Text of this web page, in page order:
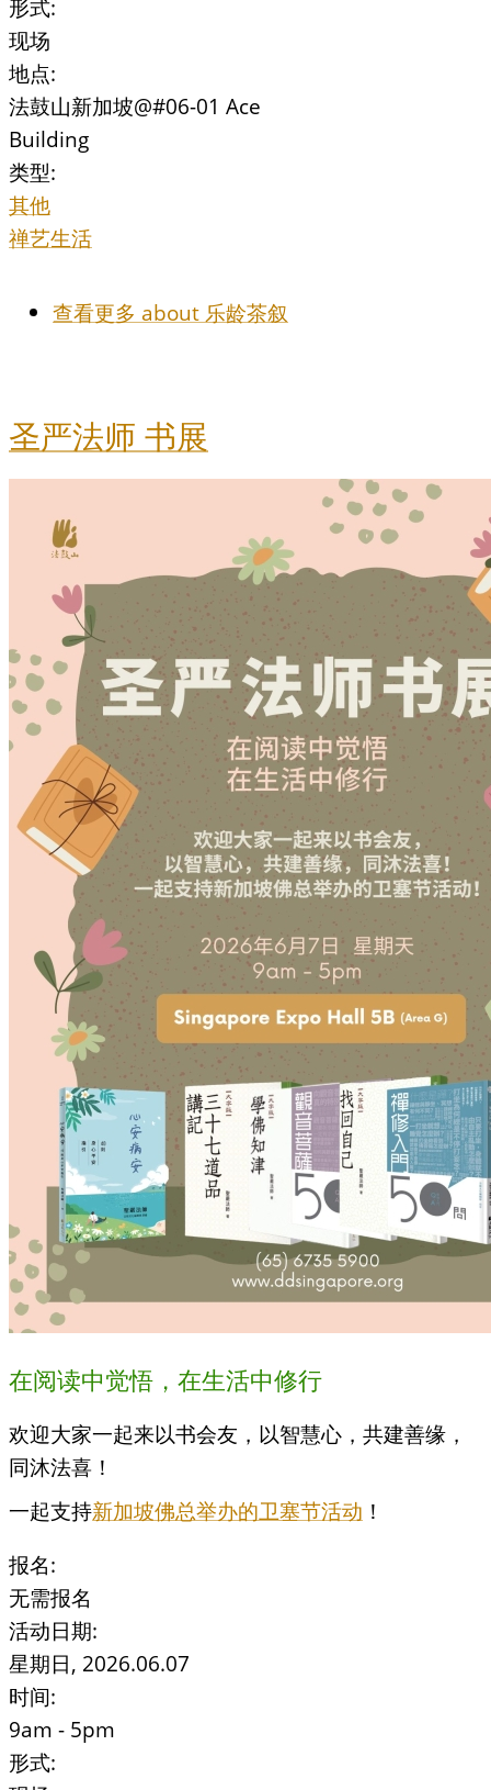
形式:
现场
地点:
法鼓山新加坡@#06-01 Ace
Building
类型:
其他
禅艺生活
查看更多 about 乐龄茶叙
圣严法师 书展
在阅读中觉悟，​​​​​​​​​​在生活中修行
欢迎大家一起来以书会友，以智慧心，共建善缘，
同沐法喜！
一起支持新加坡佛总举办的卫塞​​节活动 ！
报名:
无需报名
活动日期:
星期日, 2026.06.07
时间:
9am - 5pm
形式: